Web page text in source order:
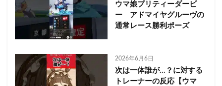
ウマ娘プリティーダービ
ー アドマイヤグルーヴの
通常レース勝利ポーズ
2026年6月6日
次は一体誰が…？に対する
トレーナーの反応【ウマ